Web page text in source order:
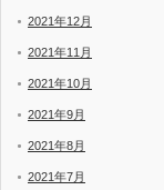
2021年12月
2021年11月
2021年10月
2021年9月
2021年8月
2021年7月